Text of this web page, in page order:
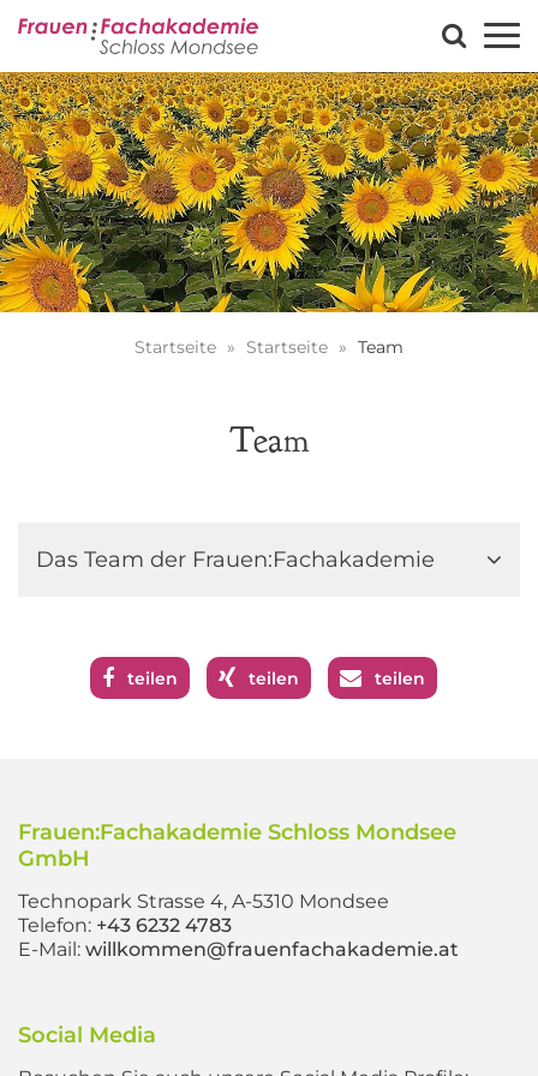
Startseite Startseite Team
Team
Das Team der Frauen:Fachakademie
teilen teilen teilen
Frauen:Fachakademie Schloss Mondsee
GmbH
Technopark Strasse 4, A-5310 Mondsee
Telefon: +43 6232 4783
E-Mail: willkommen@frauenfachakademie.at
Social Media